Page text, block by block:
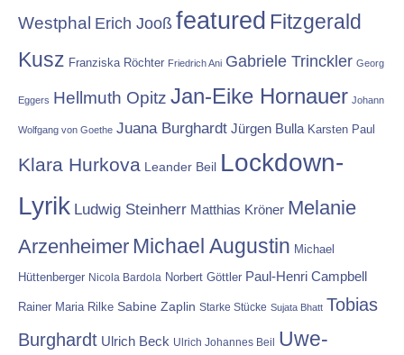
Westphal Erich Jooß featured Fitzgerald
Kusz Franziska Röchter Friedrich Ani Gabriele Trinckler Georg
Eggers Hellmuth Opitz Jan-Eike Hornauer Johann
Wolfgang von Goethe Juana Burghardt Jürgen Bulla Karsten Paul
Klara Hurkova Leander Beil Lockdown-
Lyrik Ludwig Steinherr Matthias Kröner Melanie
Arzenheimer Michael Augustin Michael
Hüttenberger Nicola Bardola Norbert Göttler Paul-Henri Campbell
Rainer Maria Rilke Sabine Zaplin Starke Stücke Sujata Bhatt Tobias
Burghardt Ulrich Beck Ulrich Johannes Beil Uwe-